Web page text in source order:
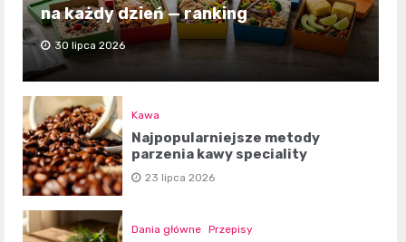
na każdy dzień — ranking
30 lipca 2026
Kawa
Najpopularniejsze metody
parzenia kawy speciality
23 lipca 2026
Dania główne Przepisy